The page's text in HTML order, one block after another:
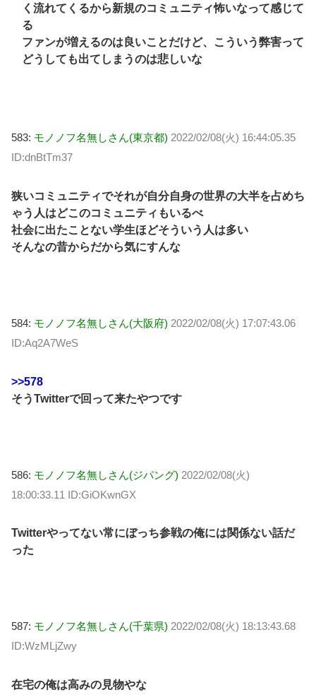
く流れてくるから新規のコミュニティ怖いなって感じて
る
ファンが増えるのは良いことだけど、こういう弊害って
どうしても出てしまうのは悲しいな
583: モノノフ名無しさん(東京都) 2022/02/08(火) 16:44:05.35
ID:dnBtTm37
狭いコミュニティでそれが自分自身の世界の大半を占めち
ゃう人はどこのコミュニティもいるべ
社会に出たことない学生ほどそういう人は多い
そんなの昔からだから気にすんな
584: モノノフ名無しさん(大阪府) 2022/02/08(火) 17:07:43.06
ID:Aq2A7WeS
>>578
そうTwitterで回って来たやつです
586: モノノフ名無しさん(ジパング) 2022/02/08(火)
18:00:33.11 ID:GiOKwnGX
Twitterやってない常にぼっち参戦の俺には関係ない話だ
った
587: モノノフ名無しさん(千葉県) 2022/02/08(火) 18:13:43.68
ID:WzMLjZwy
在宅の俺は高みの見物やな